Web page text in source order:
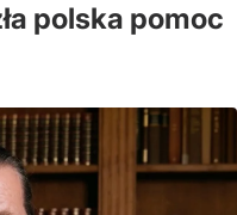
polska pomoc